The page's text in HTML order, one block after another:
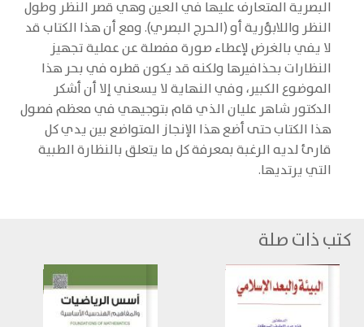
البصرية المتعارف عليها في العين وهي قصر النظر وطول
النظر واللابؤرية أو (الحرج البصري). ومع أن هذا الكتاب قد
لا يفي بالغرض لإعطاء صورة مفصلة عن عملية تجهيز
النظارات بحذافيرها ولكنه قد يكون قطره في بحر هذا
الموضوع الكبير، وفي النهاية لا يسعني إلا أن أشكر
الدكتور شاهر عليان الذي قام بتوجيهي في معظم فصول
هذا الكتاب حتى أضع هذا الإنجاز المتواضع بين يدي كل
قارئ لديه الرغبة بمعرفة كل ما يتعلق بالنظارة الطبية
التي يرتديها.
كتب ذات صلة